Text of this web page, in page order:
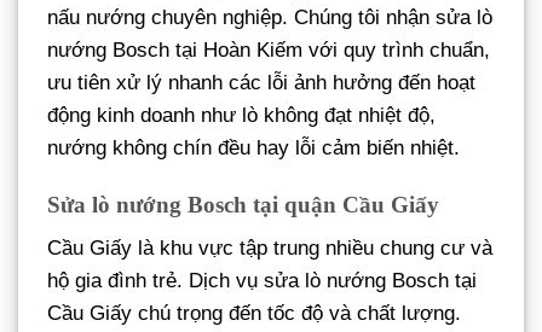
nấu nướng chuyên nghiệp. Chúng tôi nhận sửa lò
nướng Bosch tại Hoàn Kiếm với quy trình chuẩn,
ưu tiên xử lý nhanh các lỗi ảnh hưởng đến hoạt
động kinh doanh như lò không đạt nhiệt độ,
nướng không chín đều hay lỗi cảm biến nhiệt.
Sửa lò nướng Bosch tại quận Cầu Giấy
Cầu Giấy là khu vực tập trung nhiều chung cư và
hộ gia đình trẻ. Dịch vụ sửa lò nướng Bosch tại
Cầu Giấy chú trọng đến tốc độ và chất lượng.